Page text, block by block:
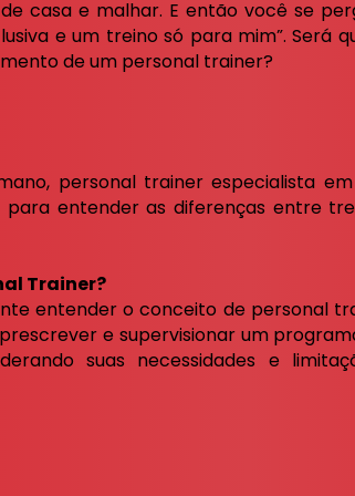
casa e malhar. E então você se
e um treino só para mim”. Será
de um personal trainer?
personal trainer especialista
entender as diferenças entre
Trainer?
entender o conceito de personal
e supervisionar um
suas necessidades e